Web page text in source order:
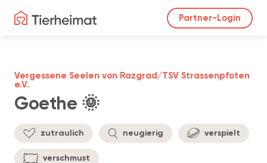
Partner-Login
Goethe 🌞
Vergessene Seelen von Razgrad/TSV Strassenpfoten
e.V.
zutraulich neugierig verspielt
verschmust